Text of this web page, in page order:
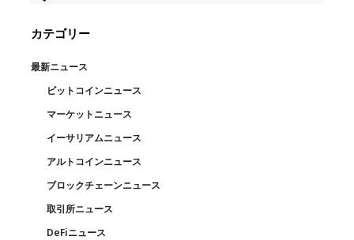
カテゴリー
最新ニュース
ビットコインニュース
マーケットニュース
イーサリアムニュース
アルトコインニュース
ブロックチェーンニュース
取引所ニュース
DeFiニュース